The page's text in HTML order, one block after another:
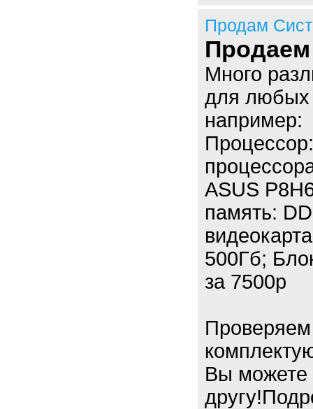
Продам
Много
для любых
например:
ASUS
память:
500Гб;
за 7500р
Вы можете